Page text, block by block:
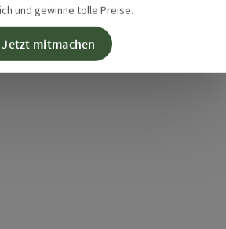
und gewinne tolle Preise.
Jetzt mitmachen